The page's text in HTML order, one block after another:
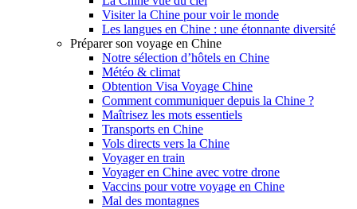
Visiter la Chine pour voir le monde
Les langues en Chine : une étonnante diversité
Préparer son voyage en Chine
Notre sélection d’hôtels en Chine
Météo & climat
Obtention Visa Voyage Chine
Comment communiquer depuis la Chine ?
Maîtrisez les mots essentiels
Transports en Chine
Vols directs vers la Chine
Voyager en train
Voyager en Chine avec votre drone
Vaccins pour votre voyage en Chine
Mal des montagnes